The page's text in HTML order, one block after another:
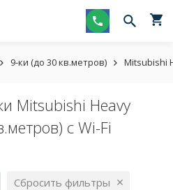
9-ки (до 30 кв.метров) Mitsubishi
Mitsubishi Heavy
с Wi-Fi
Сбросить фильтры